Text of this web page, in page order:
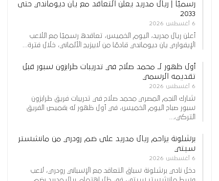
رسميًا | ريال مدريد يعلن التعاقد مع يان ديوماندي حتى
2033
6 أغسطس 2026
أعلن ريال مدريد، اليوم الخميس، تعاقده رسميًا مع اللاعب
الإيفواري يان ديوماندي قادمًا من لايبزيج الألماني، خلال فترة…
أول ظهور لـ محمد صلاح في تدريبات طرابزون سبور قبل
تقديمه الرسمي
6 أغسطس 2026
شارك النجم المصري محمد صلاح في تدريبات فريق طرابزون
سبور صباح اليوم الخميس، في أول ظهور له بقميص الفريق
التركي،…
برشلونة يزاحم ريال مدريد على ضم رودري من مانشستر
سيتي
6 أغسطس 2026
دخل نادي برشلونة سباق التعاقد مع الإسباني رودري، لاعب